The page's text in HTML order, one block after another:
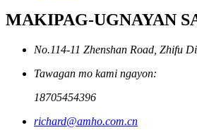
MAKIPAG-UGNAYAN
No.114-11 Zhenshan Road, Zhifu
Tawagan mo kami ngayon:
18705454396
richard@amho.com.cn